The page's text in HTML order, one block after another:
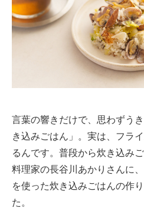
言葉の響きだけで、思わずう
き込みごはん」。実は、フラ
るんです。普段から炊き込み
料理家の長谷川あかりさんに
を使った炊き込みごはんの作
た。